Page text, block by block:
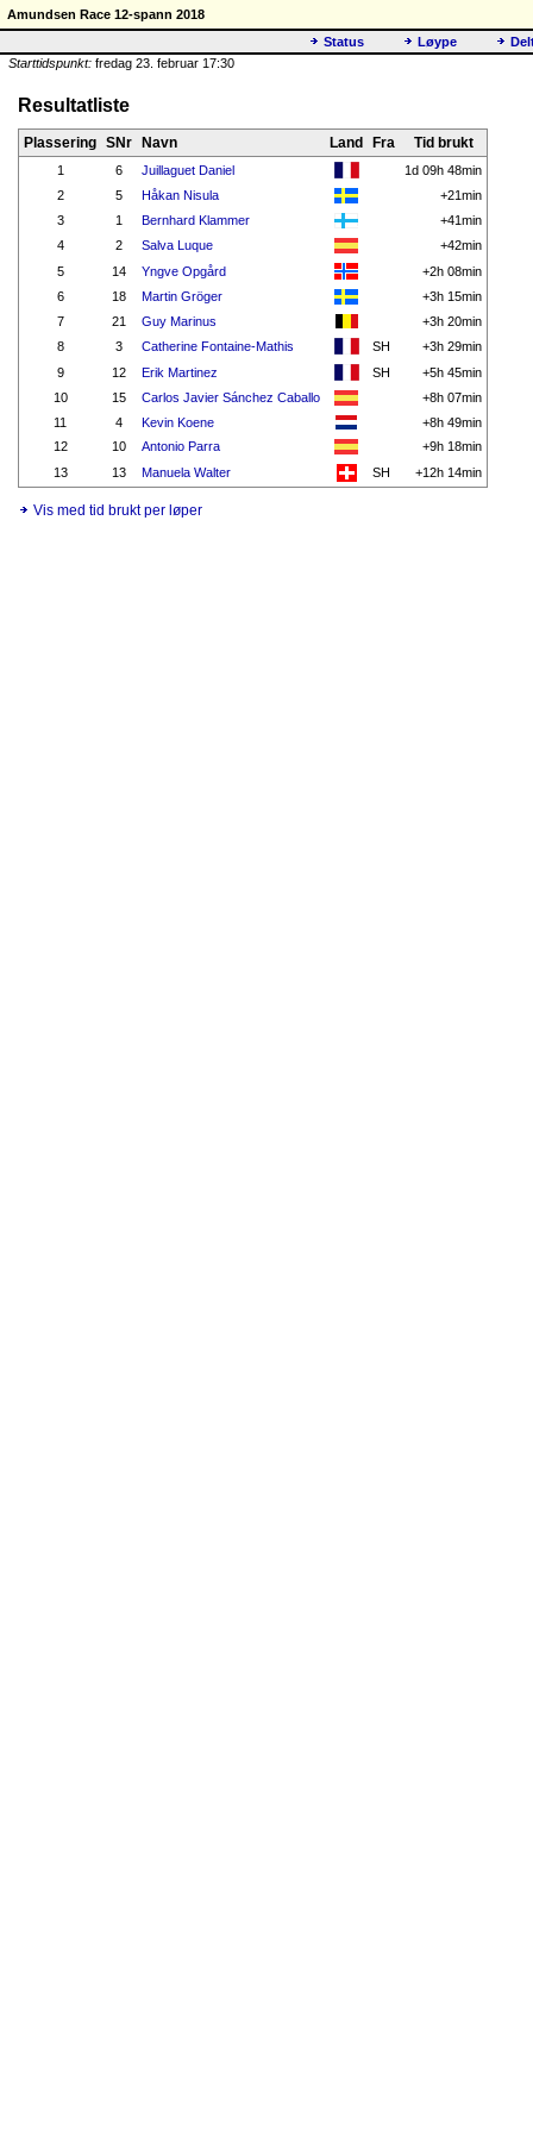
Amundsen Race 12-spann 2018
Status
Løype
Starttidspunkt: fredag 23. februar 17:30
Resultatliste
Plassering SNr Navn Land Fra Tid brukt
1 6 Juillaguet Daniel
1d 09h 48min
2
5 Håkan Nisula
+21min
3
1 Bernhard Klammer
+41min
4
2 Salva Luque
+42min
5
14 Yngve Opgård
+2h 08min
6
18 Martin Gröger
+3h 15min
7
21 Guy Marinus
+3h 20min
8
3 Catherine Fontaine-Mathis SH
+3h 29min
9
12 Erik Martinez SH
+5h 45min
10
15 Carlos Javier Sánchez Caballo
+8h 07min
11
4 Kevin Koene
+8h 49min
12
10 Antonio Parra
+9h 18min
13
13 Manuela Walter SH +12h 14min
Vis med tid brukt per løper